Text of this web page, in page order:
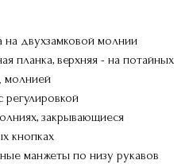
на двухзамковой молнии
планка, верхняя - на потайных
молнией
закрывающиеся
кнопках
манжеты по низу рукавов